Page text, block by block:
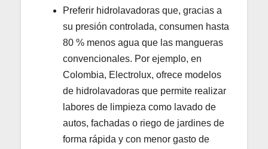
Preferir hidrolavadoras que, gracias a
su presión controlada, consumen hasta
80 % menos agua que las mangueras
convencionales. Por ejemplo, en
Colombia, Electrolux, ofrece modelos
de hidrolavadoras que permite realizar
labores de limpieza como lavado de
autos, fachadas o riego de jardines de
forma rápida y con menor gasto de